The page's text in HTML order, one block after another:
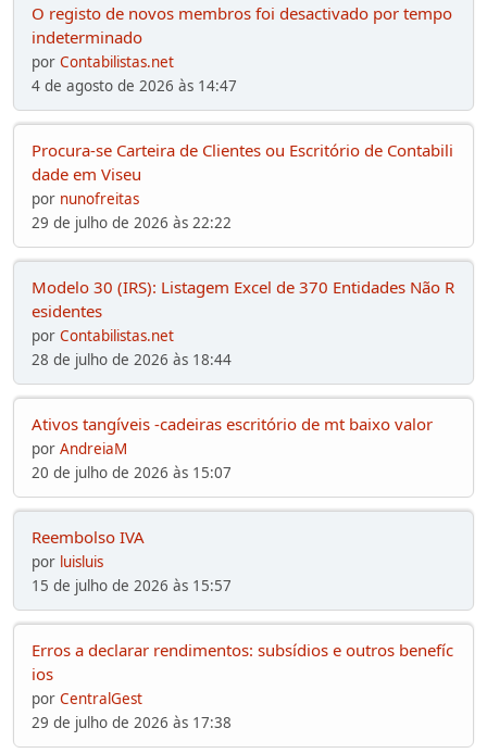
O registo de novos membros foi desactivado por tempo
indeterminado
por Contabilistas.net
4 de agosto de 2026 às 14:47
Procura-se Carteira de Clientes ou Escritório de Contabili
dade em Viseu
por nunofreitas
29 de julho de 2026 às 22:22
Modelo 30 (IRS): Listagem Excel de 370 Entidades Não R
esidentes
por Contabilistas.net
28 de julho de 2026 às 18:44
Ativos tangíveis -cadeiras escritório de mt baixo valor
por AndreiaM
20 de julho de 2026 às 15:07
Reembolso IVA
por luisluis
15 de julho de 2026 às 15:57
Erros a declarar rendimentos: subsídios e outros benefíc
ios
por CentralGest
29 de julho de 2026 às 17:38